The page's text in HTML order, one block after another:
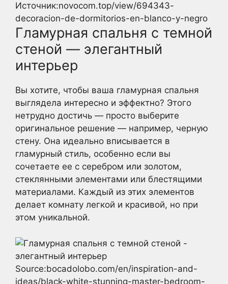
Источник:novocom.top/view/694343-
decoracion-de-dormitorios-en-blanco-y-negro
Гламурная спальня с темной
стеной — элегантный
интерьер
Вы хотите, чтобы ваша гламурная спальня
выглядела интересно и эффектно? Этого
нетрудно достичь — просто выберите
оригинальное решение — например, черную
стену. Она идеально вписывается в
гламурный стиль, особенно если вы
сочетаете ее с серебром или золотом,
стеклянными элементами или блестящими
материалами. Каждый из этих элементов
делает комнату легкой и красивой, но при
этом уникальной.
Source:bocadolobo.com/en/inspiration-and-
ideas/black-white-stunning-master-bedroom-